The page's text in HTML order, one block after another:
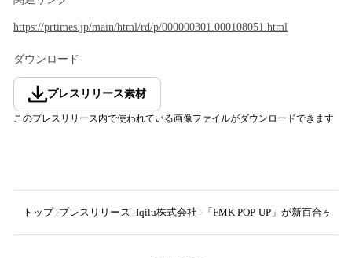
https://prtimes.jp/main/html/rd/p/000000301.000108051.html
ダウンロード
プレスリリース素材
このプレスリリース内で使われている画像ファイルがダウンロードできます
トップ プレスリリース Iqilu株式会社 「FMK POP-UP」が新百合ヶ